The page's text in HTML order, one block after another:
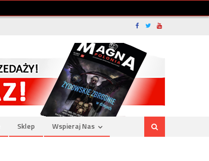
Sklep Wspieraj Nas